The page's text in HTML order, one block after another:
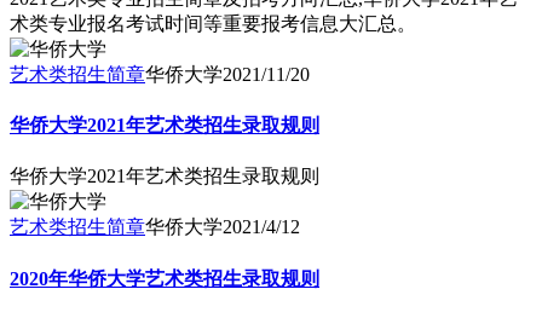
术类专业报名考试时间等重要报考信息大汇总。
艺术类招生简章华侨大学2021/11/20
华侨大学2021年艺术类招生录取规则
华侨大学2021年艺术类招生录取规则
艺术类招生简章华侨大学2021/4/12
2020年华侨大学艺术类招生录取规则